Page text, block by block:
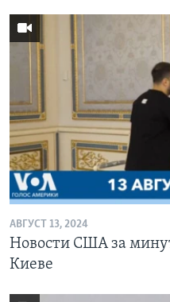
АВГУСТ 13, 2024
Новости США за
Киеве